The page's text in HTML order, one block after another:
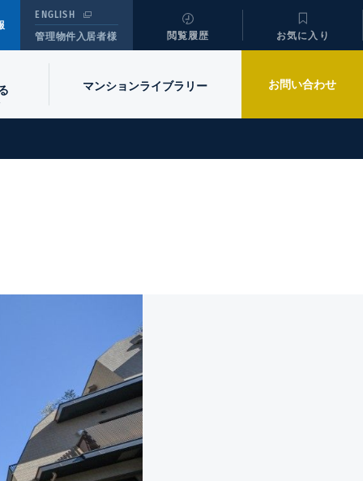
ENGLISH
管理物件入居者様
閲覧履歴 お気に入り
マンションライブラリー お問い合わせ